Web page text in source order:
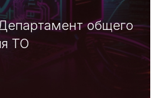
общего
ТО